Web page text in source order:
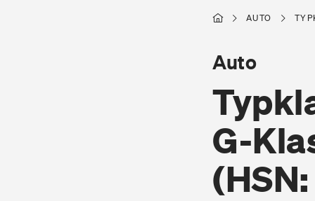
AUTO
G-
Auto